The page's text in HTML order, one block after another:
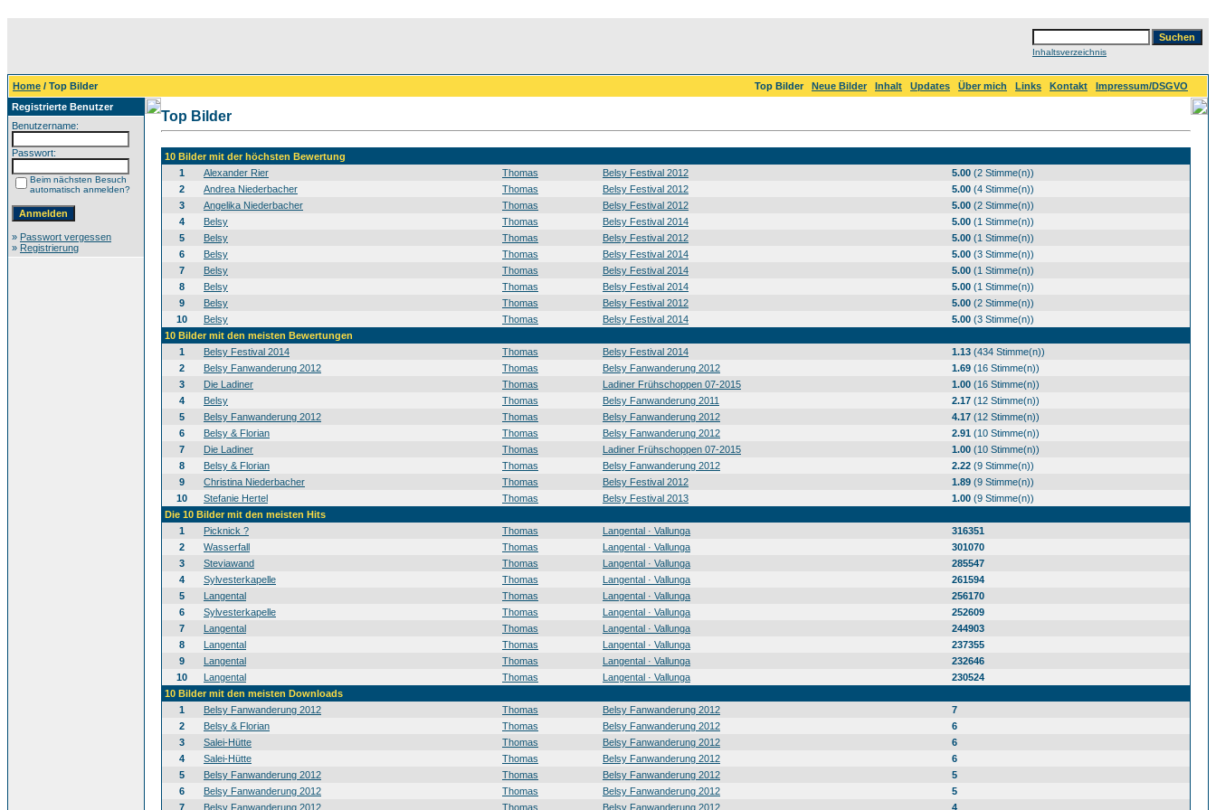
Inhaltsverzeichnis
Home / Top Bilder Top Bilder Neue Bilder Inhalt Updates Über mich Links Kontakt
Impressum/DSGVO
Registrierte Benutzer
Benutzername:
Passwort:
Beim nächsten Besuch
automatisch anmelden?
» Passwort vergessen
» Registrierung
Top Bilder
10 Bilder mit der höchsten Bewertung
1
Alexander Rier Thomas Belsy Festival 2012 5.00 (2 Stimme(n))
2
Andrea Niederbacher Thomas Belsy Festival 2012 5.00 (4 Stimme(n))
3
Angelika Niederbacher Thomas Belsy Festival 2012 5.00 (2 Stimme(n))
4
Belsy Thomas Belsy Festival 2014 5.00 (1 Stimme(n))
5
Belsy Thomas Belsy Festival 2012 5.00 (1 Stimme(n))
6
Belsy Thomas Belsy Festival 2014 5.00 (3 Stimme(n))
7
Belsy Thomas Belsy Festival 2014 5.00 (1 Stimme(n))
8
Belsy Thomas Belsy Festival 2014 5.00 (1 Stimme(n))
9
Belsy Thomas Belsy Festival 2012 5.00 (2 Stimme(n))
10
Belsy Thomas Belsy Festival 2014 5.00 (3 Stimme(n))
10 Bilder mit den meisten Bewertungen
1
Belsy Festival 2014 Thomas Belsy Festival 2014 1.13 (434 Stimme(n))
2
Belsy Fanwanderung 2012 Thomas Belsy Fanwanderung 2012 1.69 (16 Stimme(n))
3
Die Ladiner Thomas Ladiner Frühschoppen 07-2015 1.00 (16 Stimme(n))
4
Belsy Thomas Belsy Fanwanderung 2011 2.17 (12 Stimme(n))
5
Belsy Fanwanderung 2012 Thomas Belsy Fanwanderung 2012 4.17 (12 Stimme(n))
6
Belsy & Florian Thomas Belsy Fanwanderung 2012 2.91 (10 Stimme(n))
7
Die Ladiner Thomas Ladiner Frühschoppen 07-2015 1.00 (10 Stimme(n))
8
Belsy & Florian Thomas Belsy Fanwanderung 2012 2.22 (9 Stimme(n))
9
Christina Niederbacher Thomas Belsy Festival 2012 1.89 (9 Stimme(n))
10
Stefanie Hertel Thomas Belsy Festival 2013 1.00 (9 Stimme(n))
Die 10 Bilder mit den meisten Hits
1
Picknick ? Thomas Langental · Vallunga
316351
2
Wasserfall Thomas Langental · Vallunga
301070
3
Steviawand Thomas Langental · Vallunga
285547
4
Sylvesterkapelle Thomas Langental · Vallunga
261594
5
Langental Thomas Langental · Vallunga
256170
6
Sylvesterkapelle Thomas Langental · Vallunga
252609
7
Langental Thomas Langental · Vallunga
244903
8
Langental Thomas Langental · Vallunga
237355
9
Langental Thomas Langental · Vallunga
232646
10
Langental Thomas Langental · Vallunga
230524
10 Bilder mit den meisten Downloads
1
Belsy Fanwanderung 2012 Thomas Belsy Fanwanderung 2012
7
2
Belsy & Florian Thomas Belsy Fanwanderung 2012
6
3
Salei-Hütte Thomas Belsy Fanwanderung 2012
6
4
Salei-Hütte Thomas Belsy Fanwanderung 2012
6
5
Belsy Fanwanderung 2012 Thomas Belsy Fanwanderung 2012
5
6
Belsy Fanwanderung 2012 Thomas Belsy Fanwanderung 2012
5
7
Belsy Fanwanderung 2012 Thomas Belsy Fanwanderung 2012 4